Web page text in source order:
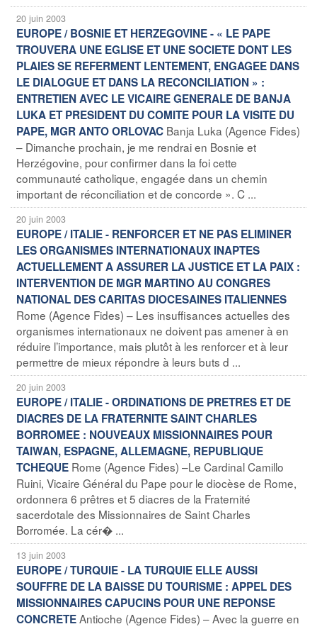
20 juin 2003
EUROPE / BOSNIE ET HERZEGOVINE - « LE PAPE
TROUVERA UNE EGLISE ET UNE SOCIETE DONT LES
PLAIES SE REFERMENT LENTEMENT, ENGAGEE DANS
LE DIALOGUE ET DANS LA RECONCILIATION » :
ENTRETIEN AVEC LE VICAIRE GENERALE DE BANJA
LUKA ET PRESIDENT DU COMITE POUR LA VISITE DU
PAPE, MGR ANTO ORLOVAC Banja Luka (Agence Fides)
– Dimanche prochain, je me rendrai en Bosnie et
Herzégovine, pour confirmer dans la foi cette
communauté catholique, engagée dans un chemin
important de réconciliation et de concorde ». C ...
20 juin 2003
EUROPE / ITALIE - RENFORCER ET NE PAS ELIMINER
LES ORGANISMES INTERNATIONAUX INAPTES
ACTUELLEMENT A ASSURER LA JUSTICE ET LA PAIX :
INTERVENTION DE MGR MARTINO AU CONGRES
NATIONAL DES CARITAS DIOCESAINES ITALIENNES
Rome (Agence Fides) – Les insuffisances actuelles des
organismes internationaux ne doivent pas amener à en
réduire l’importance, mais plutôt à les renforcer et à leur
permettre de mieux répondre à leurs buts d ...
20 juin 2003
EUROPE / ITALIE - ORDINATIONS DE PRETRES ET DE
DIACRES DE LA FRATERNITE SAINT CHARLES
BORROMEE : NOUVEAUX MISSIONNAIRES POUR
TAIWAN, ESPAGNE, ALLEMAGNE, REPUBLIQUE
TCHEQUE Rome (Agence Fides) –Le Cardinal Camillo
Ruini, Vicaire Général du Pape pour le diocèse de Rome,
ordonnera 6 prêtres et 5 diacres de la Fraternité
sacerdotale des Missionnaires de Saint Charles
Borromée. La cér� ...
13 juin 2003
EUROPE / TURQUIE - LA TURQUIE ELLE AUSSI
SOUFFRE DE LA BAISSE DU TOURISME : APPEL DES
MISSIONNAIRES CAPUCINS POUR UNE REPONSE
CONCRETEAntioche (Agence Fides) – Avec la guerre en